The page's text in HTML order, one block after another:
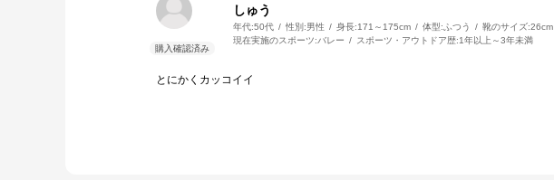
しゅう
年代:50代 性別:男性 身長:171～175cm 体型: ふつう 靴のサイズ:26cm
現在実施のスポーツ:バレー スポーツ・アウトドア歴:1年以上～3年未満
とにかくカッコイイ